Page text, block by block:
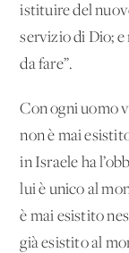
istituire del
servizio di Dio; e
da fare”.
Con ogni uomo
non è mai
in Israele ha
lui è unico al
è mai esistito
già esistito al